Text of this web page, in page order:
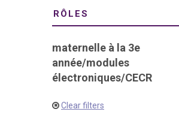
RÔLES
maternelle à la 3e
année/modules
électroniques/CECR
Clear filters